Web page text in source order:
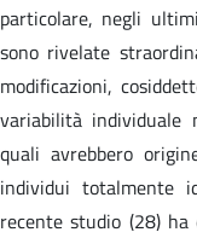
particolare, negli
sono rivelate
modificazioni,
variabilità individuale
quali avrebbero
individui totalmente
recente studio (28)